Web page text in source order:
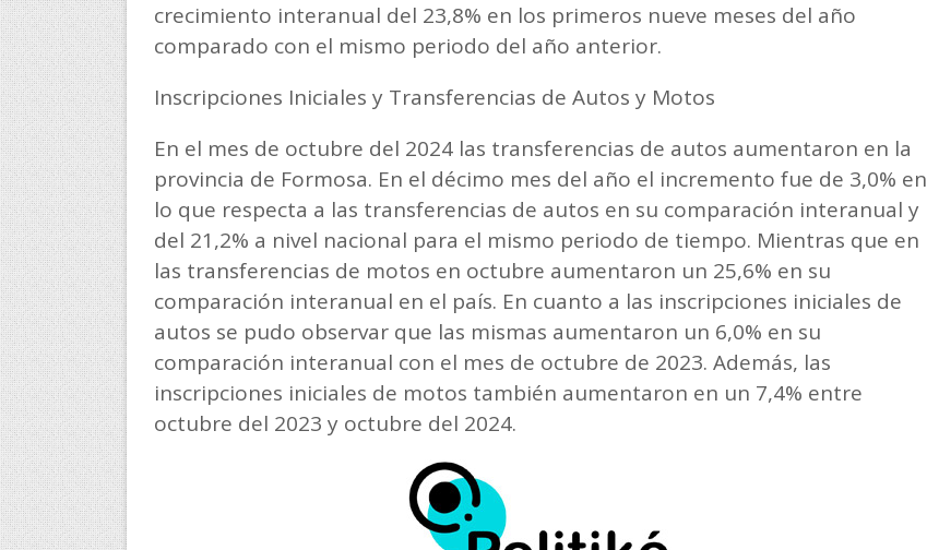
crecimiento interanual del 23,8% en los primeros nueve meses del año
comparado con el mismo periodo del año anterior.
Inscripciones Iniciales y Transferencias de Autos y Motos
En el mes de octubre del 2024 las transferencias de autos aumentaron en la
provincia de Formosa. En el décimo mes del año el incremento fue de 3,0% en
lo que respecta a las transferencias de autos en su comparación interanual y
del 21,2% a nivel nacional para el mismo periodo de tiempo. Mientras que en
las transferencias de motos en octubre aumentaron un 25,6% en su
comparación interanual en el país. En cuanto a las inscripciones iniciales de
autos se pudo observar que las mismas aumentaron un 6,0% en su
comparación interanual con el mes de octubre de 2023. Además, las
inscripciones iniciales de motos también aumentaron en un 7,4% entre
octubre del 2023 y octubre del 2024.